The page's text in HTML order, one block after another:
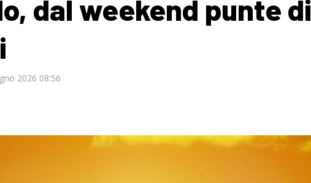
dal weekend punte di
2026 08:56